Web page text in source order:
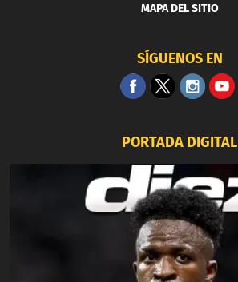
MAPA DEL SITIO
SÍGUENOS EN
PORTADA DIGITAL